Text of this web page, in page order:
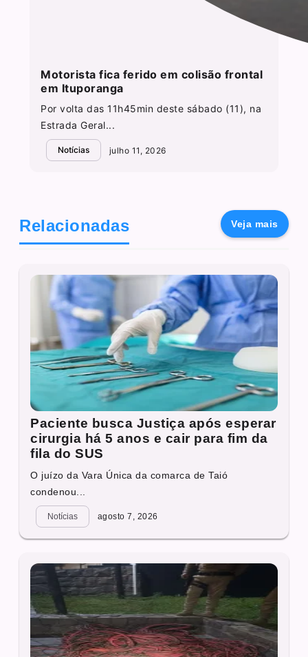
Motorista fica ferido em colisão frontal
em Ituporanga
Por volta das 11h45min deste sábado (11), na
Estrada Geral...
Notícias julho 11, 2026
Relacionadas Veja mais
Paciente busca Justiça após esperar
cirurgia há 5 anos e cair para fim da
fila do SUS
O juízo da Vara Única da comarca de Taió
condenou...
Notícias agosto 7, 2026